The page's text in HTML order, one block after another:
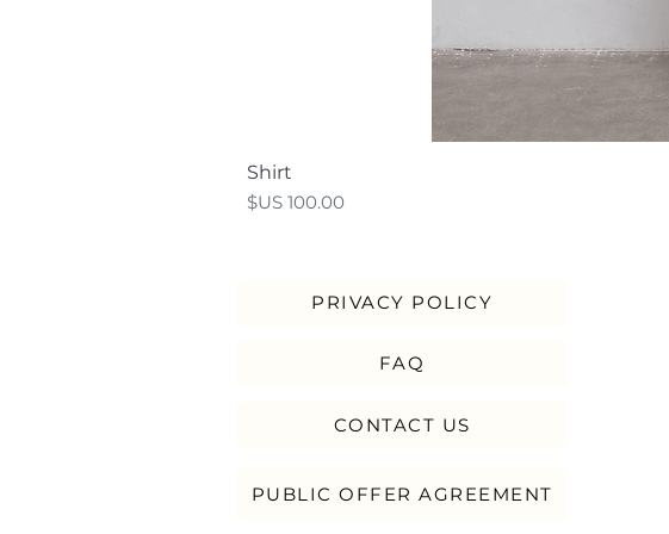
Shirt
السعر
PRIVACY POLICY
FAQ
CONTACT US
PUBLIC OFFER AGREEMENT